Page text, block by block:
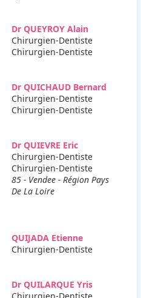
Dr QUEYROY Alain
Chirurgien-Dentiste
Chirurgien-Dentiste
Dr QUICHAUD Bernard
Chirurgien-Dentiste
Chirurgien-Dentiste
Dr QUIEVRE Eric
Chirurgien-Dentiste
Chirurgien-Dentiste
85 - Vendee - Région Pays
De La Loire
QUIJADA Etienne
Chirurgien-Dentiste
Dr QUILARQUE Yris